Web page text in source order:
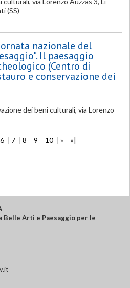
(SS)
nazionale del
Il paesaggio
(Centro di
e conservazione dei
dei beni culturali, via Lorenzo
6 7 8 9 10 » »|
Arti e Paesaggio per le